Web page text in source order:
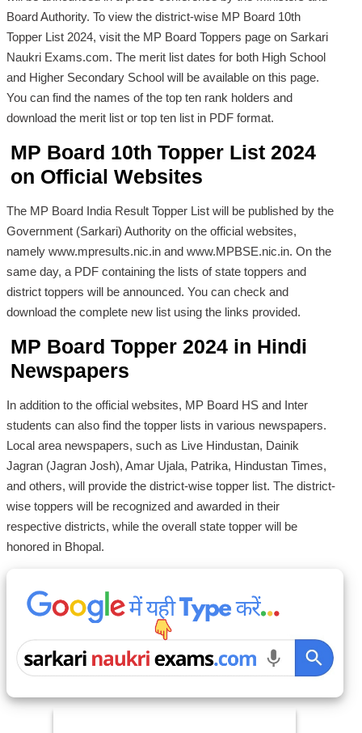
Board Authority. To view the district-wise MP Board 10th
Topper List 2024, visit the MP Board Toppers page on Sarkari
Naukri Exams.com. The merit list dates for both High School
and Higher Secondary School will be available on this page.
You can find the names of the top ten rank holders and
download the merit list or top ten list in PDF format.
MP Board 10th Topper List 2024
on Official Websites
The MP Board India Result Topper List will be published by the
Government (Sarkari) Authority on the official websites,
namely www.mpresults.nic.in and www.MPBSE.nic.in. On the
same day, a PDF containing the lists of state toppers and
district toppers will be announced. You can check and
download the complete new list using the links provided.
MP Board Topper 2024 in Hindi
Newspapers
In addition to the official websites, MP Board HS and Inter
students can also find the topper lists in various newspapers.
Local area newspapers, such as Live Hindustan, Dainik
Jagran (Jagran Josh), Amar Ujala, Patrika, Hindustan Times,
and others, will provide the district-wise topper list. The district-
wise toppers will be recognized and awarded in their
respective districts, while the overall state topper will be
honored in Bhopal.